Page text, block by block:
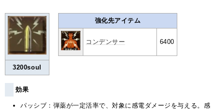
3200soul
強化先アイテム
コンデンサー 6400
効果
パッシブ：弾薬が一定活率で、対象に感電ダメージを与える。感